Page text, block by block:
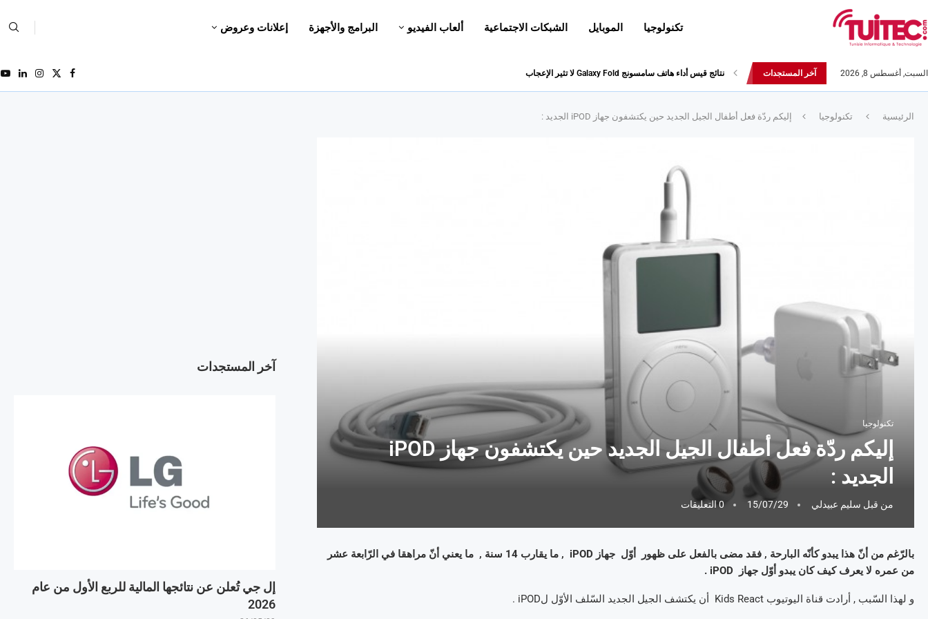
تكنولوجيا الموبايل الشبكات الاجتماعية ألعاب الفيديو البرامج والأجهزة إعلانات وعروض
السبت, أغسطس 8, 2026 آخر المستجدات أحدث إصدارات هواوي: هاتف “nova 8 SE” ينطلق رسميا مع أربع...
الرئيسية تكنولوجيا إليكم ردّة فعل أطفال الجيل الجديد حين يكتشفون جهاز iPOD الجديد :
تكنولوجيا
إليكم ردّة فعل أطفال الجيل الجديد حين يكتشفون جهاز iPOD
الجديد :
من قبل سليم عبيدلي 15/07/29 0 التعليقات
بالرّغم من أنّ هذا يبدو كأنّه البارحة , فقد مضى بالفعل على ظهور أوّل جهاز iPOD , ما يقارب 14 سنة , ما يعني أنّ مراهقا في الرّابعة عشر
من عمره لا يعرف كيف كان يبدو أوّل جهاز iPOD .
و لهذا السّبب , أرادت قناة اليوتيوب Kids React أن يكتشف الجيل الجديد السّلف الأوّل لiPOD .
آخر المستجدات
إل جي تُعلن عن نتائجها المالية للربع الأول من عام
2026